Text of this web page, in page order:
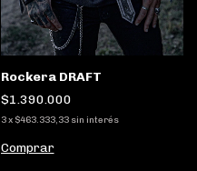
Rockera DRAFT
$1.390.000
3 x $463.333,33 sin interés
Comprar